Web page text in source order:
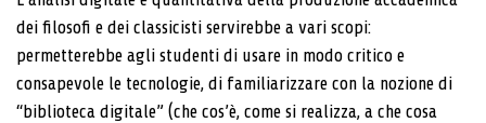
dei filosofi e dei classicisti servirebbe a vari scopi:
permetterebbe agli studenti di usare in modo critico e
consapevole le tecnologie, di familiarizzare con la nozione di
“biblioteca digitale” (che cos’è, come si realizza, a che cosa